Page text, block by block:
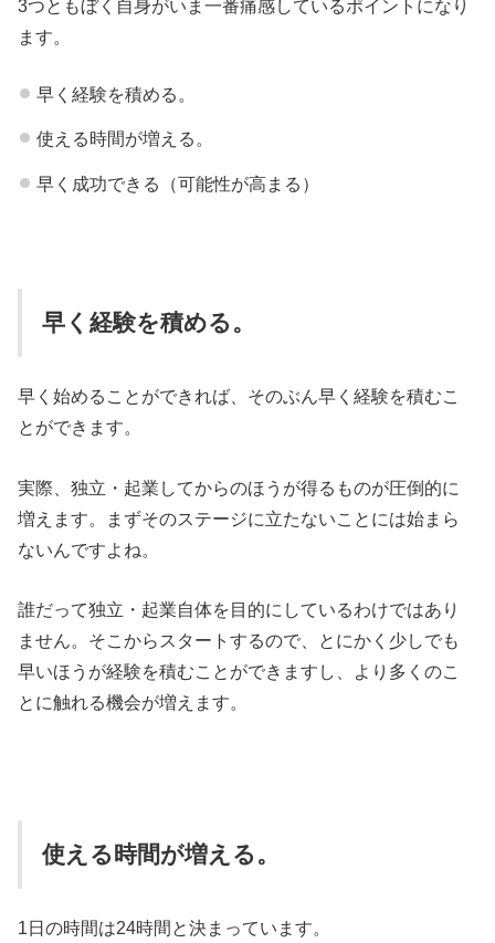
3つともぼく自身がいま一番痛感しているポイントになり
ます。
早く経験を積める。
使える時間が増える。
早く成功できる（可能性が高まる）
早く経験を積める。
早く始めることができれば、そのぶん早く経験を積むこ
とができます。
実際、独立・起業してからのほうが得るものが圧倒的に
増えます。まずそのステージに立たないことには始まら
ないんですよね。
誰だって独立・起業自体を目的にしているわけではあり
ません。そこからスタートするので、とにかく少しでも
早いほうが経験を積むことができますし、より多くのこ
とに触れる機会が増えます。
使える時間が増える。
1日の時間は24時間と決まっています。